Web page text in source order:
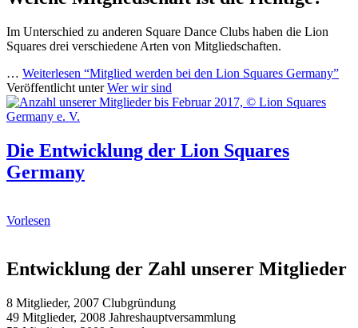
Im Unterschied zu anderen Square Dance Clubs haben die Lion
Squares drei verschiedene Arten von Mitgliedschaften.
… Weiterlesen “Mitglied werden bei den Lion Squares Germany”
Veröffentlicht unter Wer wir sind
Die Entwicklung der Lion Squares
Germany
Vorlesen
Entwicklung der Zahl unserer Mitglieder
8 Mitglieder, 2007 Clubgründung
49 Mitglieder, 2008 Jahreshauptversammlung